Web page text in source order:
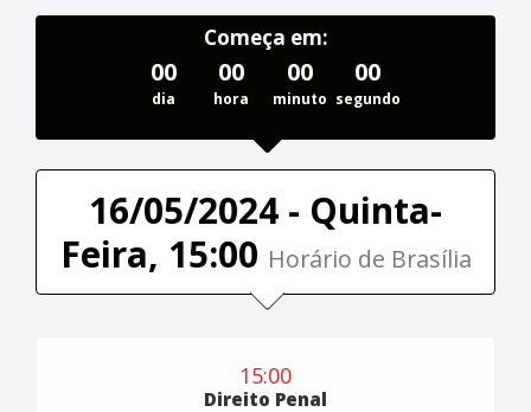
Começa em:
00
dia
00
hora
00
minuto
00
segundo
16/05/2024 - Quinta-
Feira, 15:00 Horário de Brasília
15:00
Direito Penal